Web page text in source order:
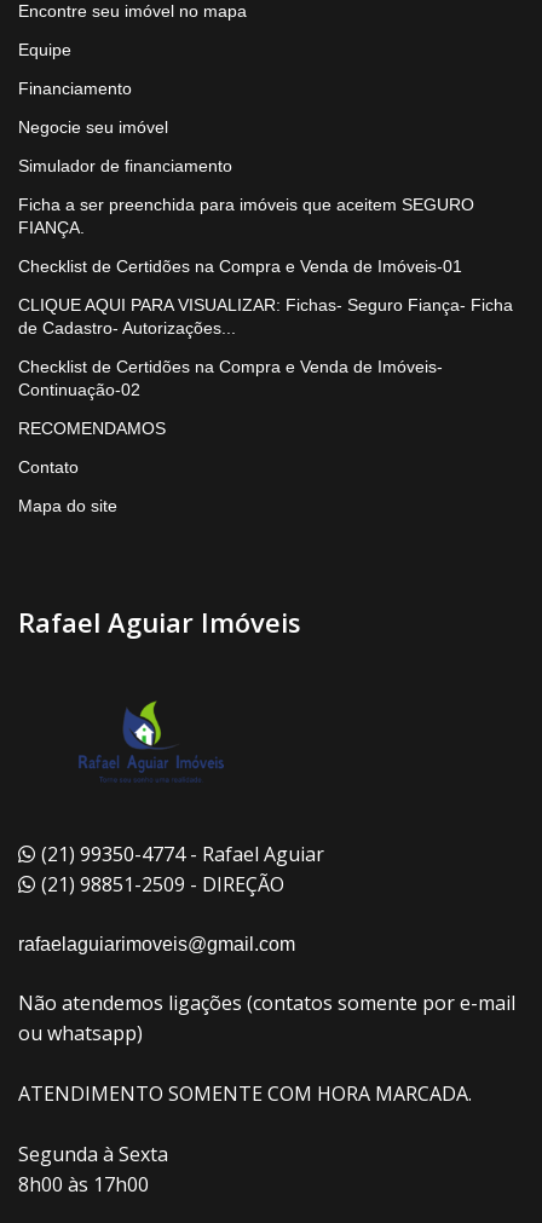
Encontre seu imóvel no mapa
Equipe
Financiamento
Negocie seu imóvel
Simulador de financiamento
Ficha a ser preenchida para imóveis que aceitem SEGURO
FIANÇA.
Checklist de Certidões na Compra e Venda de Imóveis-01
CLIQUE AQUI PARA VISUALIZAR: Fichas- Seguro Fiança- Ficha
de Cadastro- Autorizações...
Checklist de Certidões na Compra e Venda de Imóveis-
Continuação-02
RECOMENDAMOS
Contato
Mapa do site
Rafael Aguiar Imóveis
(21) 99350-4774 - Rafael Aguiar
(21) 98851-2509 - DIREÇÃO
rafaelaguiarimoveis@gmail.com
Não atendemos ligações (contatos somente por e-mail
ou whatsapp)
ATENDIMENTO SOMENTE COM HORA MARCADA.
Segunda à Sexta
8h00 às 17h00